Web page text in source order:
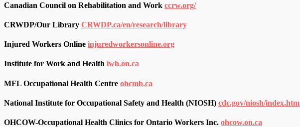
Canadian Council on Rehabilitation and Work ccrw.org/
CRWDP/Our Library CRWDP.ca/en/research/library
Injured Workers Online injuredworkersonline.org
Institute for Work and Health iwh.on.ca
MFL Occupational Health Centre ohcmb.ca
National Institute for Occupational Safety and Health (NIOSH) cdc.gov/niosh/index.htm
OHCOW-Occupational Health Clinics for Ontario Workers Inc. ohcow.on.ca